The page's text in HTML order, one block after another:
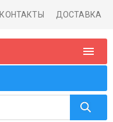
КОНТАКТЫ ДОСТАВКА